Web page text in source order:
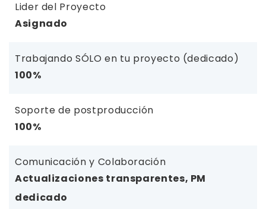
Lider del Proyecto
Asignado
Trabajando SÓLO en tu proyecto (dedicado)
100%
Soporte de postproducción
100%
Comunicación y Colaboración
Actualizaciones transparentes, PM
dedicado